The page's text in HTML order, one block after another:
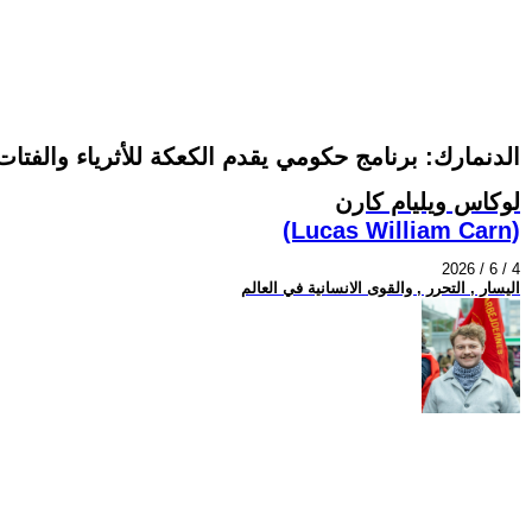
الدنمارك: برنامج حكومي يقدم الكعكة للأثرياء
لوكاس ويليام كارن
(Lucas William Carn)
2026 / 6 / 4
اليسار , التحرر , والقوى الانسانية في العالم